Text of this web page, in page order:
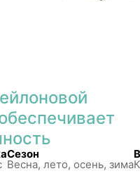
Сезон
Весна, лето, осень, зима